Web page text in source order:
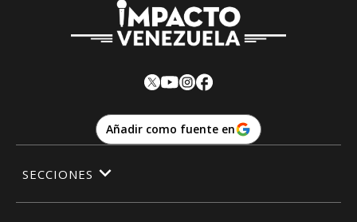
Añadir como fuente en
SECCIONES